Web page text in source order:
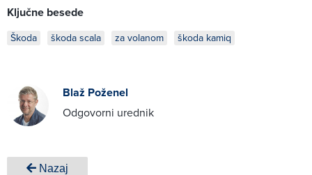
Ključne besede
Škoda škoda scala za volanom škoda kamiq
Blaž Poženel
Odgovorni urednik
Nazaj